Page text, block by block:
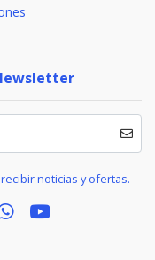
noticias y ofertas.